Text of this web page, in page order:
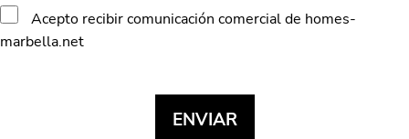
Acepto recibir comunicación comercial de homes-
marbella.net